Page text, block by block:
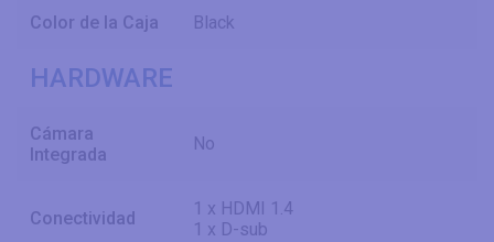
Color de la Caja Black
HARDWARE
Cámara
Integrada
No
Conectividad
1 x HDMI 1.4
1 x D-sub